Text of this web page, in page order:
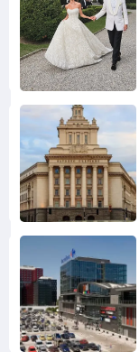
Снимка:
Инстаграм